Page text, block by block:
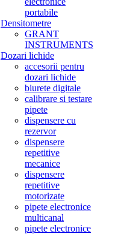
portabile
Densitometre
GRANT
INSTRUMENTS
Dozari lichide
accesorii pentru
dozari lichide
biurete digitale
calibrare si testare
pipete
dispensere cu
rezervor
dispensere
repetitive
mecanice
dispensere
repetitive
motorizate
pipete electronice
multicanal
pipete electronice